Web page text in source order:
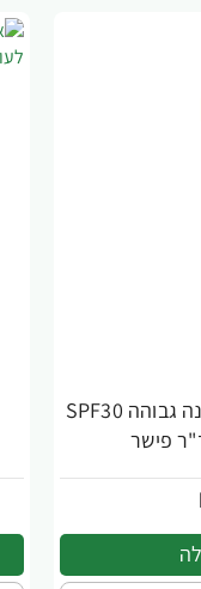
אולטרסול ספריי שקוף להגנה גבוהה SPF30